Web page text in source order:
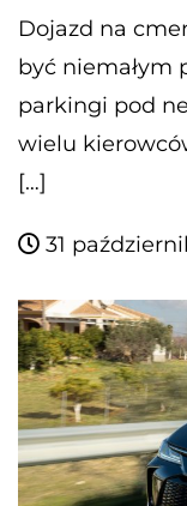
Dojazd na
być niemałym
parkingi pod
wielu
[…]
31